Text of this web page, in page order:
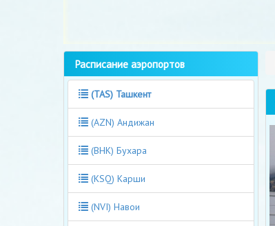
Расписание аэропортов
(TAS) Ташкент
(AZN) Андижан
(BHK) Бухара
(KSQ) Карши
(NVI) Навои